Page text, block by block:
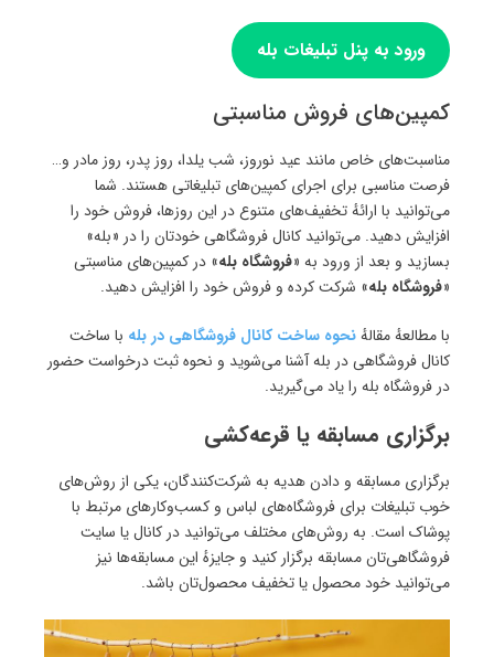
ورود به پنل تبلیغات بله
کمپین‌های فروش مناسبتی
مناسبت‌های خاص مانند عید نوروز، شب یلدا، روز پدر، روز مادر و…
فرصت مناسبی برای اجرای کمپین‌های تبلیغاتی هستند. شما
می‌توانید با ارائهٔ تخفیف‌های متنوع در این روزها، فروش خود را
افزایش دهید. می‌توانید کانال فروشگاهی خودتان را در «بله»
بسازید و بعد از ورود به «فروشگاه بله» در کمپین‌های مناسبتی
«فروشگاه بله» شرکت کرده و فروش خود را افزایش دهید.
با مطالعهٔ مقالهٔنحوه ساخت کانال فروشگاهی در بله با ساخت
کانال فروشگاهی در بله آشنا می‌شوید و نحوه ثبت درخواست حضور
در فروشگاه بله را یاد می‌گیرید.
برگزاری مسابقه یا قرعه‌کشی
برگزاری مسابقه و دادن هدیه‌ به شرکت‌کنندگان، یکی از روش‌های
خوب تبلیغات برای فروشگاه‌های لباس و کسب‌وکارهای مرتبط با
پوشاک است. به‌ روش‌های مختلف می‌توانید در کانال یا سایت
فروشگاهی‌تان مسابقه برگزار کنید و جایزهٔ این مسابقه‌ها نیز
می‌توانید خود محصول یا تخفیف محصول‌تان باشد.